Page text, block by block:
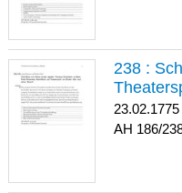
238 :
23.02.1775
186/